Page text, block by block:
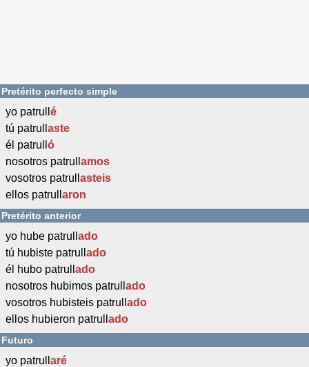
Pretérito perfecto simple
yo patrull é
tú patrull aste
él patrull ó
nosotros patrull amos
vosotros patrull asteis
ellos patrull aron
Pretérito anterior
yo hube patrull ado
tú hubiste patrull ado
él hubo patrull ado
nosotros hubimos patrull ado
vosotros hubisteis patrull ado
ellos hubieron patrull ado
Futuro
yo patrull aré